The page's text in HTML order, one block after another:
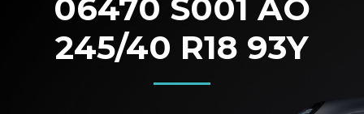
06470 S001 AO
245/40 R18 93Y